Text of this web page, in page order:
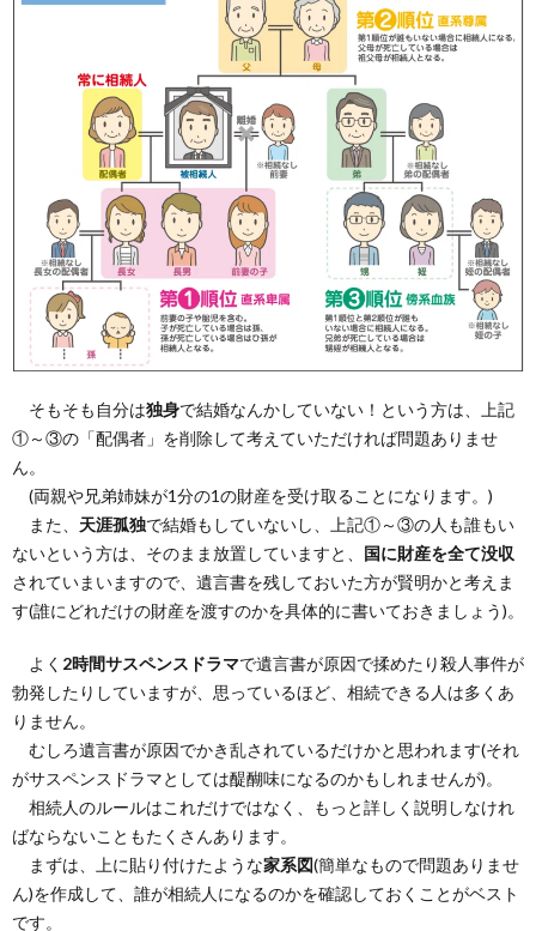
そもそも自分は独身で結婚なんかしていない！という方は、上記
①～③の「配偶者」を削除して考えていただければ問題ありませ
ん。
(両親や兄弟姉妹が1分の1の財産を受け取ることになります。)
また、 天涯孤独で結婚もしていないし、上記①～③の人も誰もい
ないという方は、そのまま放置していますと、 国に財産を全て没収
されていまいますので、遺言書を残しておいた方が賢明かと考えま
す(誰にどれだけの財産を渡すのかを具体的に書いておきましょう)。
よく 2時間サスペンスドラマで遺言書が原因で揉めたり殺人事件が
勃発したりしていますが、思っているほど、相続できる人は多くあ
りません。
むしろ遺言書が原因でかき乱されているだけかと思われます(それ
がサスペンスドラマとしては醍醐味になるのかもしれませんが)。
相続人のルールはこれだけではなく、もっと詳しく説明しなけれ
ばならないこともたくさんあります。
まずは、上に貼り付けたような家系図(簡単なもので問題ありませ
ん)を作成して、誰が相続人になるのかを確認しておくことがベスト
です。